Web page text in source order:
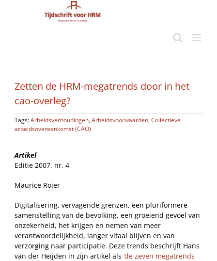
Zetten de HRM-megatrends door in het
cao-overleg?
Tags:Arbeidsverhoudingen,Arbeidsvoorwaarden,Collectieve
arbeidsovereenkomst (CAO)
Artikel
Editie 2007, nr. 4
Maurice Rojer
Digitalisering, vervagende grenzen, een pluriformere
samenstelling van de bevolking, een groeiend gevoel van
onzekerheid, het krijgen en nemen van meer
verantwoordelijkheid, langer vitaal blijven en van
verzorging naar participatie. Deze trends beschrijft Hans
van der Heijden in zijn artikel als ‘de zeven megatrends